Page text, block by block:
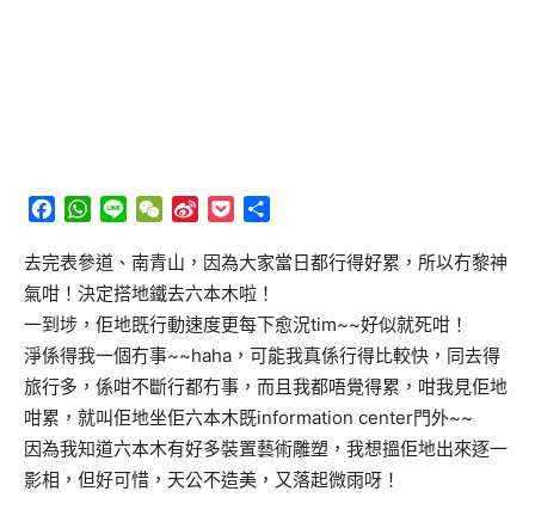
Facebook
WhatsApp
Line WeChat
Sina
Pocket
去完表參道、南青山，因為大家當日都行得好累，所以冇黎神
氣咁！決定搭地鐵去六本木啦！
一到埗，佢地既行動速度更每下愈況tim~~好似就死咁！
淨係得我一個冇事~~haha，可能我真係行得比較快，同去得
旅行多，係咁不斷行都冇事，而且我都唔覺得累，咁我見佢地
咁累，就叫佢地坐佢六本木既information center門外~~
因為我知道六本木有好多裝置藝術雕塑，我想搵佢地出來逐一
影相，但好可惜，天公不造美，又落起微雨呀！